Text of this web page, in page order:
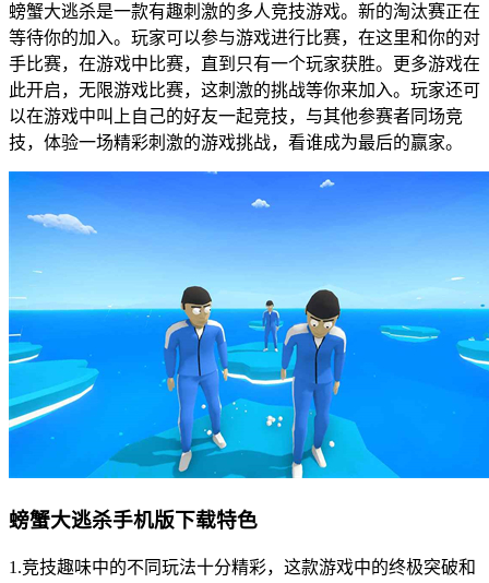
螃蟹大逃杀是一款有趣刺激的多人竞技游戏。新的淘汰赛正在
等待你的加入。玩家可以参与游戏进行比赛，在这里和你的对
手比赛，在游戏中比赛，直到只有一个玩家获胜。更多游戏在
此开启，无限游戏比赛，这刺激的挑战等你来加入。玩家还可
以在游戏中叫上自己的好友一起竞技，与其他参赛者同场竞
技，体验一场精彩刺激的游戏挑战，看谁成为最后的赢家。
螃蟹大逃杀手机版下载特色
1.竞技趣味中的不同玩法十分精彩，这款游戏中的终极突破和